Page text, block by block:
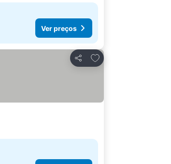
Ver preços
Partilhar
Adicionar aos favoritos